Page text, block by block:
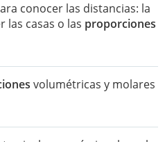
conocer las distancias: la
las casas o las proporciones
volumétricas y molares